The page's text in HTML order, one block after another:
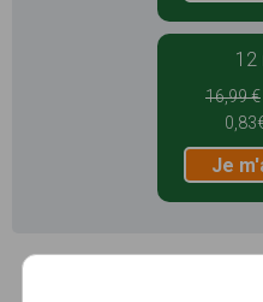
12
16,99 €
Je